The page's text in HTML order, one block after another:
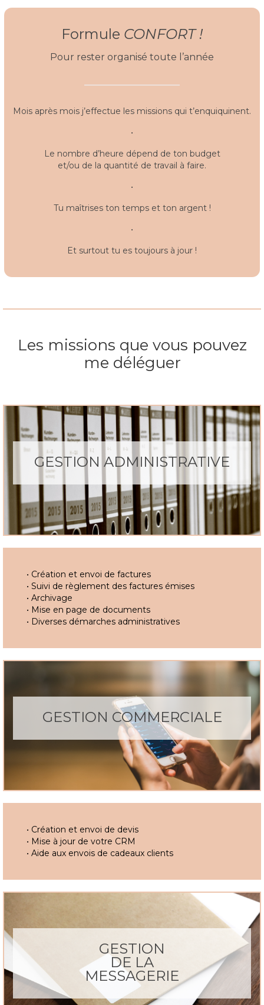
Formule CONFORT !
Pour rester organisé toute l’année
Mois après mois j’effectue les missions qui t’enquiquinent.
•
Le nombre d’heure dépend de ton budget
et/ou de la quantité de travail à faire.
•
Tu maîtrises ton temps et ton argent !
•
Et surtout tu es toujours à jour !
Les missions que vous pouvez
me déléguer
GESTION ADMINISTRATIVE
• Création et envoi de factures
• Suivi de règlement des factures émises
• Archivage
• Mise en page de documents
• Diverses démarches administratives
GESTION COMMERCIALE
• Création et envoi de devis
• Mise à jour de votre CRM
• Aide aux envois de cadeaux clients
GESTION
DE LA
MESSAGERIE